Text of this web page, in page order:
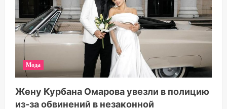
Мода
Жену Курбана Омарова увезли в полицию
из-за обвинений в незаконной